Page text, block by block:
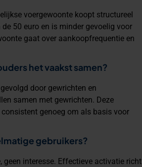
voergewoonte koopt structureel
50 euro en is minder gevoelig voor
gaat over aankoopfrequentie en
het vaakst samen?
door gewrichten en
samen met gewrichten. Deze
genoeg om als basis voor
gebruikers?
interesse. Effectieve activatie richt